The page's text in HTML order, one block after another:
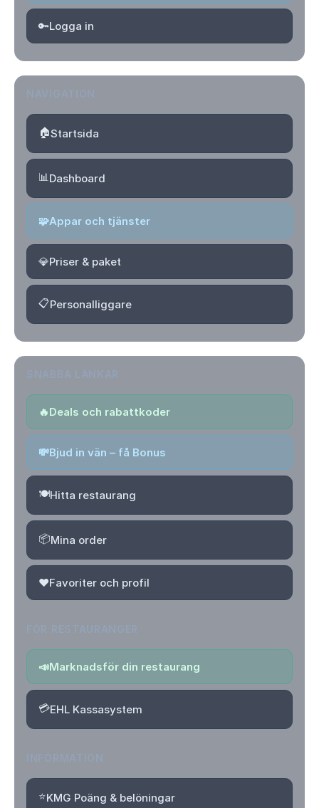
🔑Logga in
🏠Startsida
📊Dashboard
🧩Appar och tjänster
💎Priser & paket
📋Personalliggare
🔥Deals och rabattkoder
💸Bjud in vän – få Bonus
🍽️Hitta restaurang
📦Mina order
❤️Favoriter och profil
📣Marknadsför din restaurang
💳EHL Kassasystem
⭐KMG Poäng & belöningar